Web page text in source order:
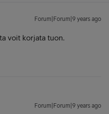
Forum|Forum|9 years ago
voit korjata tuon.
Forum|Forum|9 years ago